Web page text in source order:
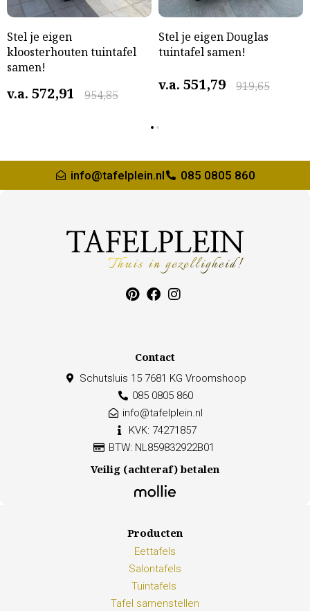
Stel je eigen
kloosterhouten tuintafel
samen!
v.a. 954,85
572,91
Stel je eigen Douglas
tuintafel samen!
v.a. 919,65
551,79
info@tafelplein.nl 085 0805 860
Contact
Schutsluis 15 7681 KG Vroomshoop
085 0805 860
info@tafelplein.nl
KVK: 74271857
BTW: NL859832922B01
Veilig (achteraf) betalen
Producten
Eettafels
Salontafels
Tuintafels
Tafel samenstellen